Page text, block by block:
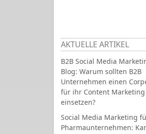
AKTUELLE ARTIKEL
B2B Social Media
Blog: Warum sollten B2B
Unternehmen einen
für ihr Content Marketing
einsetzen?
Social Media Marketing
Pharmaunternehmen: